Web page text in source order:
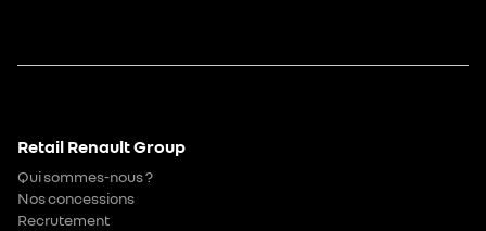
Retail Renault Group
Qui sommes-nous ?
Nos concessions
Recrutement